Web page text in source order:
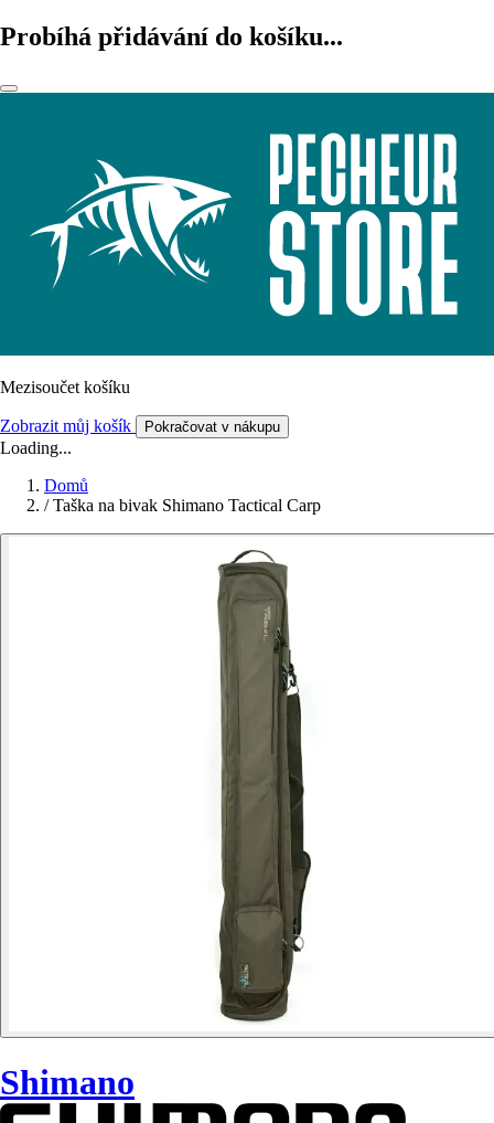
Probíhá přidávání do košíku...
Mezisoučet košíku
Zobrazit můj košík Pokračovat v nákupu
Loading...
Domů
/ Taška na bivak Shimano Tactical Carp
Shimano